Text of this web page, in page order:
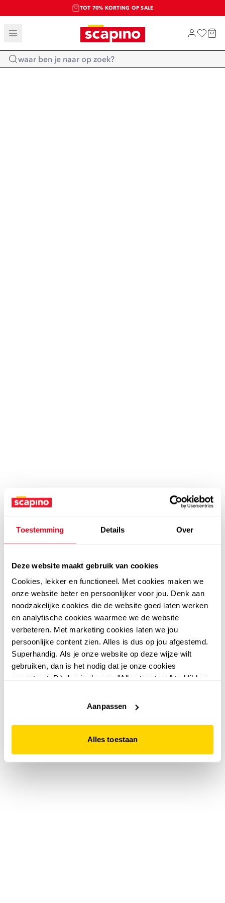
Toestemming Details Over
Deze website maakt gebruik van cookies
Cookies, lekker en functioneel. Met cookies maken we
onze website beter en persoonlijker voor jou. Denk aan
noodzakelijke cookies die de website goed laten werken
en analytische cookies waarmee we de website
verbeteren. Met marketing cookies laten we jou
persoonlijke content zien. Alles is dus op jou afgestemd.
Superhandig. Als je onze website op deze wijze wilt
gebruiken, dan is het nodig dat je onze cookies
accepteert. Dit doe je door op "Alles toestaan" te klikken.
website niet optimaal functioneert.
Aanpassen
Alles toestaan
TOT 70% KORTING OP SALE
SALE: LAATSTE KANS!
SHOP NIEUW
Home